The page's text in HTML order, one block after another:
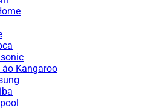
Kangaroo